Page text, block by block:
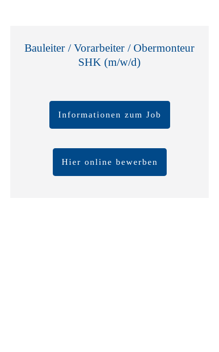
Bauleiter / Vorarbeiter / Obermonteur
SHK (m/w/d)
Informationen zum Job
Hier online bewerben